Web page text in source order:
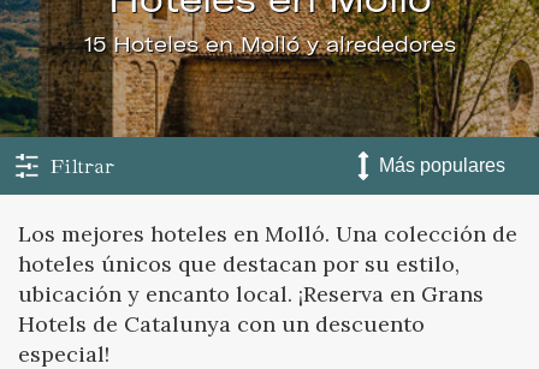
Bodas Cheques Regalo
Descubre Cataluña Contacto
Iniciar sesión Crear cuenta
15 Hoteles en Molló y alrededores
Filtrar
Los mejores hoteles en Molló. Una colección de
hoteles únicos que destacan por su estilo,
ubicación y encanto local. ¡Reserva en Grans
Hotels de Catalunya con un descuento
especial!